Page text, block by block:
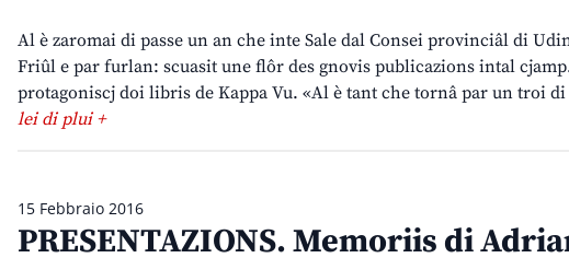
Al è zaromai di passe un an che inte Sale dal Consei provinciâl di
Friûl e par furlan: scuasit une flôr des gnovis publicazions intal
protagoniscj doi libris de Kappa Vu. «Al è tant che tornâ par un troi
lei di plui +
15 Febbraio 2016
PRESENTAZIONS. Memoriis di